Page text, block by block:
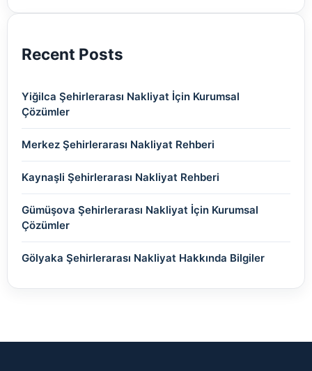
(2)
Recent Posts
Yiğilca Şehirlerarası Nakliyat İçin Kurumsal
Çözümler
Merkez Şehirlerarası Nakliyat Rehberi
Kaynaşli Şehirlerarası Nakliyat Rehberi
Gümüşova Şehirlerarası Nakliyat İçin Kurumsal
Çözümler
Gölyaka Şehirlerarası Nakliyat Hakkında Bilgiler